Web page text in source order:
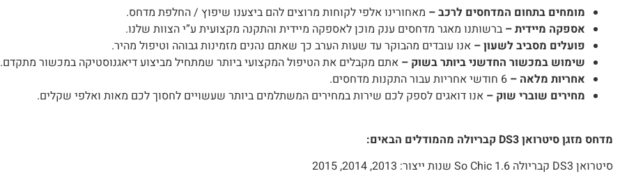
מומחים בתחום המדחסים לרכב – מאחורינו אלפי לקוחות מרוצים להם ביצענו שיפוץ / החלפת מדחס.
אספקה מיידית – ברשותנו מאגר מדחסים ענק מוכן לאספקה מיידית והתקנה מקצועית ע”י הצוות שלנו.
פועלים מסביב לשעון – אנו עובדים מהבוקר עד שעות הערב כך שאתם נהנים מזמינות גבוהה וטיפול מהיר.
שימוש במכשור החדשני ביותר בשוק – אתם מקבלים את הטיפול המקצועי ביותר שמתחיל מביצוע דיאגנוסטיקה במכשור מתקדם.
אחריות מלאה –
מחירים שוברי שוק – אנו דואגים לספק לכם שירות במחירים המשתלמים ביותר שעשויים לחסוך לכם מאות ואלפי שקלים.
מדחס מזגן סיטרואן DS3 קבריולה מהמודלים הבאים:
סיטרואן DS3 קבריולה 1.6 So Chic שנות ייצור: 2013, 2014, 2015